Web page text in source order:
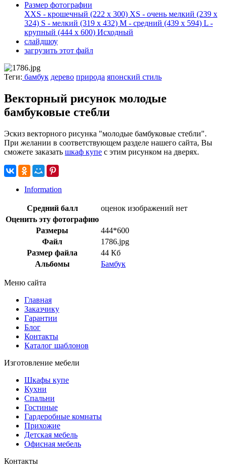
Размер фотографии
XXS - крошечный (222 x 300) XS - очень мелкий (239 x
324) S - мелкий (319 x 432) M - средний (439 x 594) L -
крупный (444 x 600) Исходный
слайдшоу
загрузить этот файл
Теги: бамбук дерево природа японский стиль
Векторный рисунок молодые
бамбуковые стебли
Эскиз векторного рисунка "молодые бамбуковые стебли".
При желании в соответствующем разделе нашего сайта, Вы
сможете заказать шкаф купе с этим рисунком на дверях.
Information
Средний балл
оценок изображений нет
Оценить эту фотографию
Размеры
444*600
Файл
1786.jpg
Размер файла
44 Кб
Альбомы
Бамбук
Меню сайта
Главная
Заказчику
Гарантии
Блог
Контакты
Каталог шаблонов
Изготовление мебели
Шкафы купе
Кухни
Спальни
Гостиные
Гардеробные комнаты
Прихожие
Детская мебель
Офисная мебель
Контакты